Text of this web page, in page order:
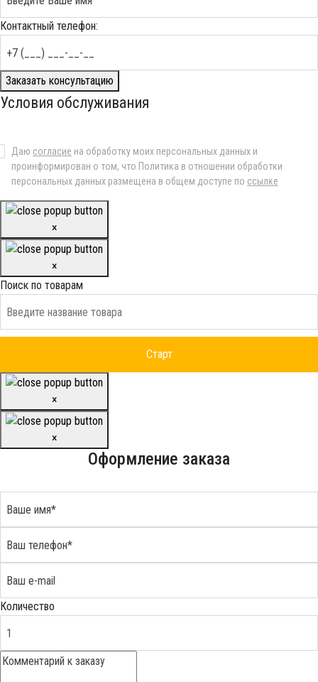
Контактный телефон:
Заказать консультацию
Условия обслуживания
Даю согласие на обработку моих персональных данных и
проинформирован о том, что Политика в отношении обработки
персональных данных размещена в общем доступе по ссылке
×
×
Поиск по товарам
×
×
Оформление заказа
Количество